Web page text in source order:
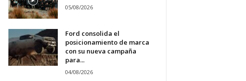
05/08/2026
Ford consolida el
posicionamiento de marca
con su nueva campaña
para...
04/08/2026